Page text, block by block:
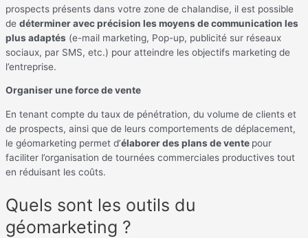
prospects présents dans votre zone de chalandise, il est possible
de déterminer avec précision les moyens de communication les
plus adaptés (e-mail marketing, Pop-up, publicité sur réseaux
sociaux, par SMS, etc.) pour atteindre les objectifs marketing de
l’entreprise.
Organiser une force de vente
En tenant compte du taux de pénétration, du volume de clients et
de prospects, ainsi que de leurs comportements de déplacement,
le géomarketing permet d’élaborer des plans de vente pour
faciliter l’organisation de tournées commerciales productives tout
en réduisant les coûts.
Quels sont les outils du
géomarketing ?